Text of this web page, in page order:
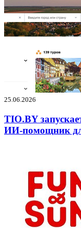
25.06.2026
TIO.BY
ИИ-помощник